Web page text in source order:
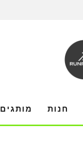
חנות מותגים